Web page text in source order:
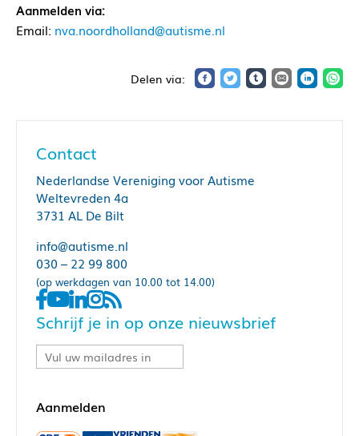
Aanmelden via:
Email: nva.noordholland@autisme.nl
Contact
Nederlandse Vereniging voor Autisme
Weltevreden 4a
3731 AL De Bilt
info@autisme.nl
030 – 22 99 800
(op werkdagen van 10.00 tot 14.00)
Schrijf je in op onze nieuwsbrief